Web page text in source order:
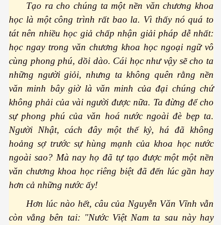
Tạo ra cho chúng ta một nền văn chương khoa
học là một công trình rất bao la. Vì thấy nó quá to
tát nên nhiều học giả chấp nhận giải pháp dễ nhất:
học ngay trong văn chương khoa học ngoại ngữ vô
cùng phong phú, dồi dào. Cái học như vậy sẽ cho ta
những người giỏi, nhưng ta không quên rằng nền
văn minh bây giờ là văn minh của đại chúng chứ
không phải của vài người được nữa. Ta đừng để cho
sự phong phú của văn hoá nước ngoài đè bẹp ta.
Người Nhật, cách đây một thế kỷ, há đã không
hoảng sợ trước sự hùng mạnh của khoa học nước
ngoài sao? Mà nay họ đã tự tạo được một một nền
văn chương khoa học riêng biệt đã đến lúc gần hay
hơn cả những nước ấy!
Hơn lúc nào hết, câu của Nguyễn Văn Vĩnh vẫn
còn vẳng bên tai: "Nước Việt Nam ta sau này hay